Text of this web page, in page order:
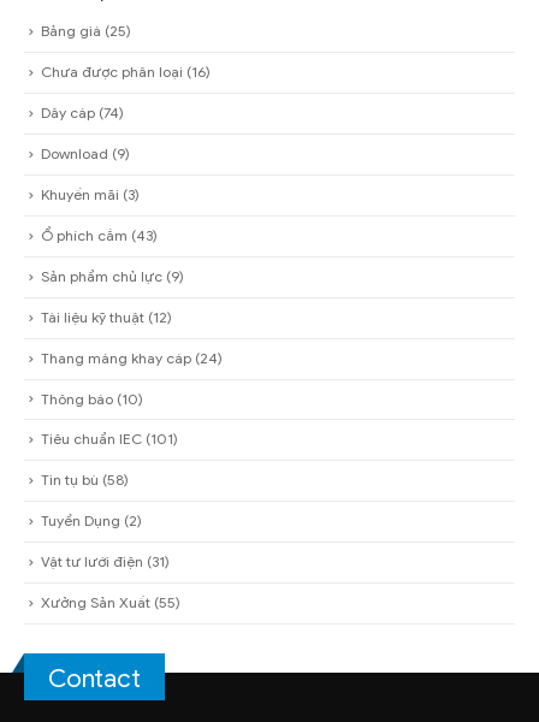
CHUYÊN MỤC
Bảng giá(25)
Chưa được phân loại
Dây cáp (74)
Download(9)
Khuyến mãi(3)
Ổ phích cắm(43)
Sản phẩm chủ lực (9)
Tài liệu kỹ thuật
Thang máng khay cáp
Thông báo(10)
Tiêu chuẩn IEC
Tin tụ bù(58)
Tuyển Dụng(2)
Xưởng Sản Xuất